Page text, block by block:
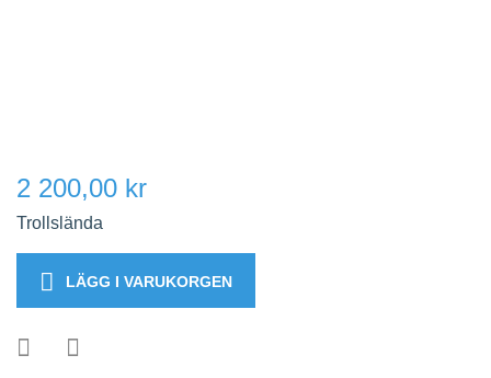
2 200,00 kr
Trollslända
LÄGG I VARUKORGEN